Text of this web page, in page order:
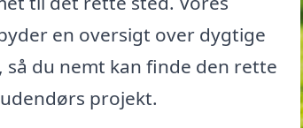
en oversigt over dygtige
du nemt kan finde den rette
projekt.